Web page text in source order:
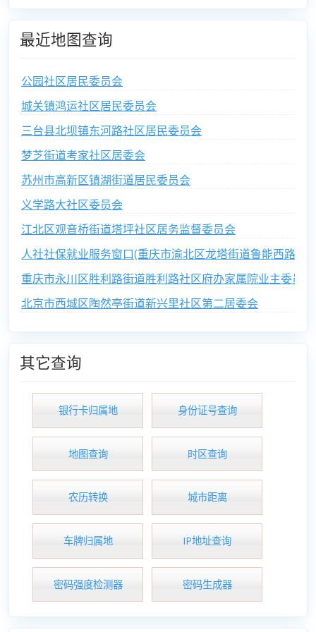
最近地图查询
公园社区居民委员会
城关镇鸿运社区居民委员会
三台县北坝镇东河路社区居民委员会
梦芝街道考家社区居委会
苏州市高新区镇湖街道居民委员会
义学路大社区委员会
江北区观音桥街道塔坪社区居务监督委员会
人社社保就业服务窗口(重庆市渝北区龙塔街道鲁能西路社
重庆市永川区胜利路街道胜利路社区府办家属院业主委员会
北京市西城区陶然亭街道新兴里社区第二居委会
其它查询
银行卡归属地 身份证号查询
地图查询 时区查询
农历转换 城市距离
车牌归属地 IP地址查询
密码强度检测器 密码生成器